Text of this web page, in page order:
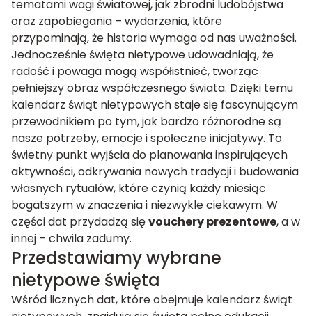
tematami wagi światowej, jak zbrodni ludobójstwa
oraz zapobiegania – wydarzenia, które
przypominają, że historia wymaga od nas uważności.
Jednocześnie święta nietypowe udowadniają, że
radość i powaga mogą współistnieć, tworząc
pełniejszy obraz współczesnego świata. Dzięki temu
kalendarz świąt nietypowych staje się fascynującym
przewodnikiem po tym, jak bardzo różnorodne są
nasze potrzeby, emocje i społeczne inicjatywy. To
świetny punkt wyjścia do planowania inspirujących
aktywności, odkrywania nowych tradycji i budowania
własnych rytuałów, które czynią każdy miesiąc
bogatszym w znaczenia i niezwykle ciekawym. W
części dat przydadzą sięvouchery prezentowe, a w
innej – chwila zadumy.
Przedstawiamy wybrane
nietypowe święta
Wśród licznych dat, które obejmuje kalendarz świąt